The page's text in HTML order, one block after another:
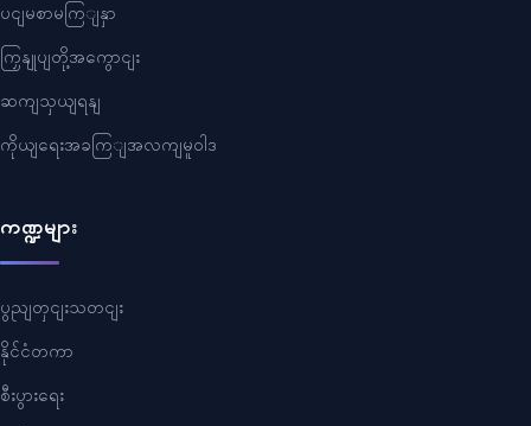
ပငျမစာမကြျနှာ
ကြှနျုပျတို့အကွောငျး
ဆကျသှယျရနျ
ကိုယျရေးအခကြျအလကျမူဝါဒ
ကဏ္ဍများ
ပွညျတှငျးသတငျး
နိုင်ငံတကာ
စီးပွားရေး